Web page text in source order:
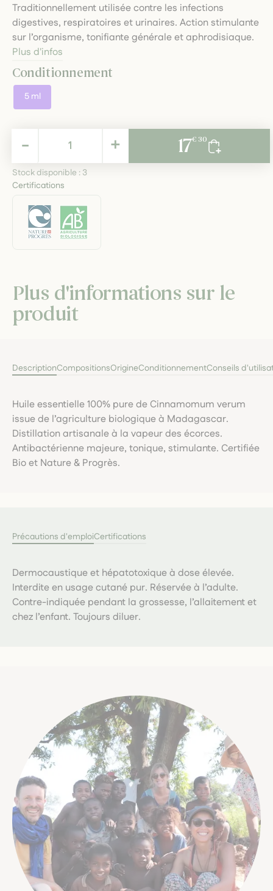
Traditionnellement utilisée contre les infections
digestives, respiratoires et urinaires. Action stimulante
sur l’organisme, tonifiante générale et aphrodisiaque.
Plus d'infos
Conditionnement
5 ml
17,30 € +
- 17€ 30
Stock disponible : 3
Certifications
Plus d'informations sur le
produit
DescriptionCompositionsOrigineConditionnementConseils
Huile essentielle 100% pure de Cinnamomum verum
issue de l’agriculture biologique à Madagascar.
Distillation artisanale à la vapeur des écorces.
Antibactérienne majeure, tonique, stimulante. Certifiée
Bio et Nature & Progrès.
Précautions d'emploiCertifications
Dermocaustique et hépatotoxique à dose élevée.
Interdite en usage cutané pur. Réservée à l’adulte.
Contre-indiquée pendant la grossesse, l’allaitement et
chez l’enfant. Toujours diluer.